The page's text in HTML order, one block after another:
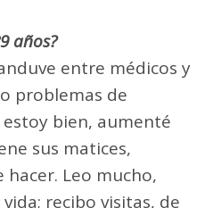
años?
entre médicos y
problemas de
bien, aumenté
sus matices,
hacer. Leo mucho,
recibo visitas, de